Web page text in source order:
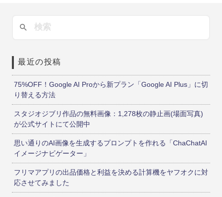
最近の投稿
75%OFF！Google AI Proから新プラン「Google AI Plus」に切
り替える方法
スタジオジブリ作品の無料画像：1,278枚の静止画(場面写真)
が公式サイトにて公開中
思い通りのAI画像を生成するプロンプトを作れる「ChaChatAI
イメージナビゲーター」
フリマアプリの出品価格と利益を決める計算機をヤフオクに対
応させてみました